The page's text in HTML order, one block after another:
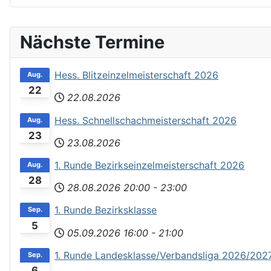
Nächste Termine
22
Aug.
Hess. Blitzeinzelmeisterschaft 2026
22.08.2026
23
Aug.
Hess. Schnellschachmeisterschaft 2026
23.08.2026
28
Aug.
1. Runde Bezirkseinzelmeisterschaft 2026
28.08.2026 20:00 - 23:00
5
Sep.
1. Runde Bezirksklasse
05.09.2026 16:00 - 21:00
Sep. 1. Runde Landesklasse/Verbandsliga 2026/